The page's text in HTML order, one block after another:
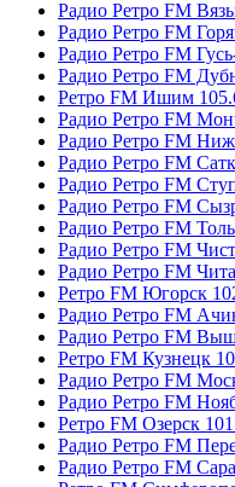
Радио Ретро FM
Радио Ретро FM
Радио Ретро FM
Радио Ретро FM
Ретро FM Ишим
Радио Ретро FM
Радио Ретро FM
Радио Ретро FM
Радио Ретро FM
Радио Ретро FM
Радио Ретро FM
Радио Ретро FM
Радио Ретро FM
Ретро FM Югорск
Радио Ретро FM
Радио Ретро FM
Ретро FM Кузнецк
Радио Ретро FM
Радио Ретро FM
Ретро FM Озерск
Радио Ретро FM
Радио Ретро FM